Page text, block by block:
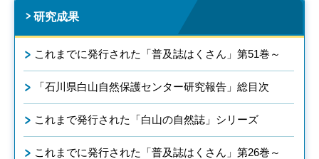
研究成果
これまでに発行された「普及誌はくさん」第51巻～
「石川県白山自然保護センター研究報告」総目次
これまで発行された「白山の自然誌」シリーズ
これまでに発行された「普及誌はくさん」第26巻～